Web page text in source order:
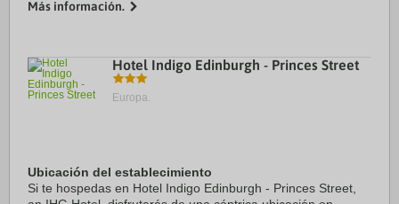
comercial) y a solo 8 min a pie de Sala de ...
Más información.
Hotel Indigo Edinburgh - Princes Street
Europa.
Ubicación del establecimiento
Si te hospedas en Hotel Indigo Edinburgh - Princes Street,